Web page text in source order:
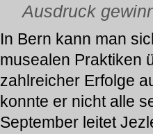
Ausdruck
In Bern kann man
musealen Praktiken
zahlreicher Erfolge
konnte er nicht alle
September leitet